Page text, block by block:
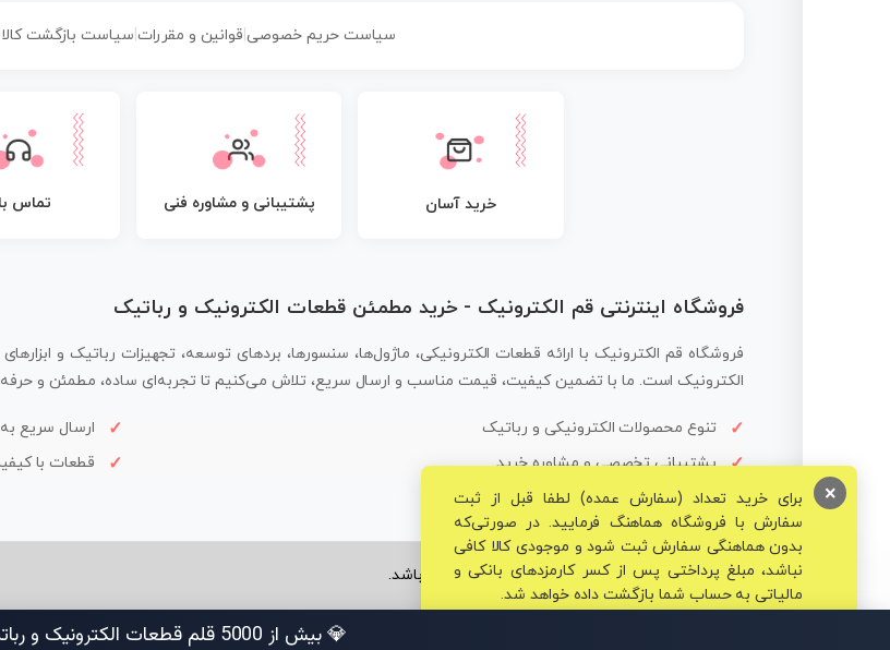
سیاست حریم خصوصی| قوانین و مقررات سیاست بازگشت کالا
خرید آسان پشتیبانی و مشاوره فنی تماس
فروشگاه اینترنتی قم الکترونیک - خرید مطمئن قطعات الکترونیک و رباتیک
فروشگاه قم الکترونیک با ارائه قطعات الکترونیکی، ماژول‌ها، سنسورها، بردهای توسعه، تجهیزات رباتیک و
الکترونیک است. ما با تضمین کیفیت، قیمت مناسب و ارسال سریع، تلاش می‌کنیم تا تجربه‌ای ساده، مطمئن و
تنوع محصولات الکترونیکی و رباتیک
ارسال سریع
پشتیبانی تخصصی و مشاوره خرید
قطعات با
© تمامی حقوق برای فروشگاه تخصصی قم الکترونیک محفوظ می‌باشد.
برای خرید تعداد (سفارش عمده) لطفا قبل از ثبت
سفارش با فروشگاه هماهنگ فرمایید. در صورتی‌که
بدون هماهنگی سفارش ثبت شود و موجودی کالا کافی
نباشد، مبلغ پرداختی پس از کسر کارمزدهای بانکی و
مالیاتی به حساب شما بازگشت داده خواهد شد.
×
💎 بیش از 5000 قلم قطعات ال